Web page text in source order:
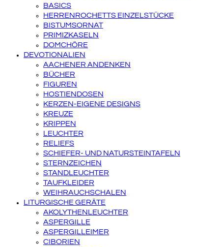
BASICS
HERRENROCHETTS EINZELSTÜCKE
BISTUMSORNAT
PRIMIZKASELN
DOMCHÖRE
DEVOTIONALIEN
AACHENER ANDENKEN
BÜCHER
FIGUREN
HOSTIENDOSEN
KERZEN-EIGENE DESIGNS
KREUZE
KRIPPEN
LEUCHTER
RELIEFS
SCHIEFER- UND NATURSTEINTAFELN
STERNZEICHEN
STANDLEUCHTER
TAUFKLEIDER
WEIHRAUCHSCHALEN
LITURGISCHE GERÄTE
AKOLYTHENLEUCHTER
ASPERGILLE
ASPERGILLEIMER
CIBORIEN